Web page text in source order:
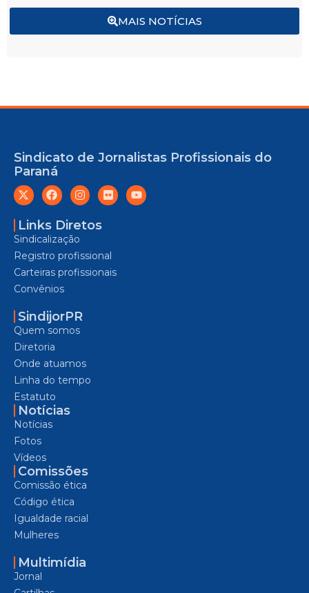
MAIS NOTÍCIAS
Sindicato de Jornalistas Profissionais do
Paraná
Links Diretos
Sindicalização
Registro profissional
Carteiras profissionais
Convênios
SindijorPR
Quem somos
Diretoria
Onde atuamos
Linha do tempo
Estatuto
Notícias
Notícias
Fotos
Vídeos
Comissões
Comissão ética
Código ética
Igualdade racial
Mulheres
Multimídia
Jornal